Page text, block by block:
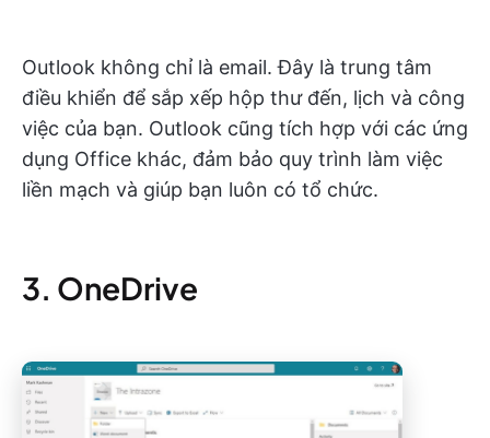
Outlook không chỉ là email. Đây là trung tâm
điều khiển để sắp xếp hộp thư đến, lịch và công
việc của bạn. Outlook cũng tích hợp với các ứng
dụng Office khác, đảm bảo quy trình làm việc
liền mạch và giúp bạn luôn có tổ chức.
3. OneDrive